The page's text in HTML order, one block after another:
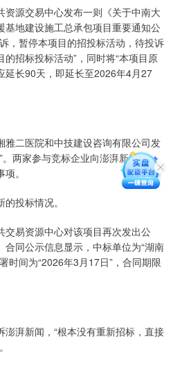
源交易中心发布一则《关于中南大
基地建设施工总承包项目重要通知公
，暂停本项目的招投标活动，待投诉
招标投标活动”，同时将“本项目原
延长90天，即延长至2026年4月27
二医院和中技建设咨询有限公司发
两家参与竞标企业向澎湃新闻表
。
投标情况。
易资源中心对该项目再次发出公
同公示信息显示，中标单位为“湖南
时间为“2026年3月17日”，合同期限
湃新闻，“根本没有重新招标，直接